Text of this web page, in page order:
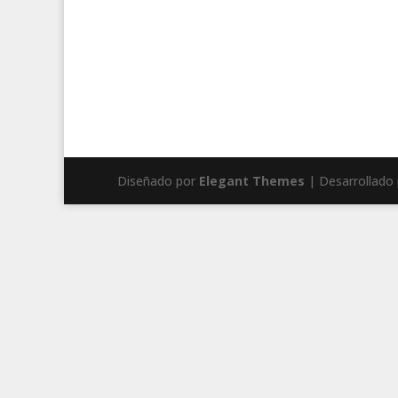
Diseñado por Elegant Themes | Desarrollado